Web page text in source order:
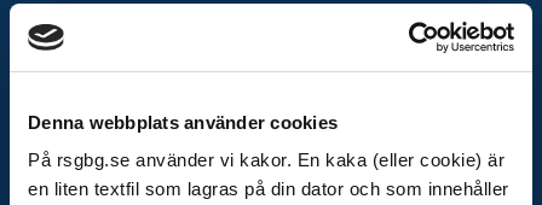
Denna webbplats använder cookies
På rsgbg.se använder vi kakor. En kaka (eller cookie) är
en liten textfil som lagras på din dator och som innehåller
Adress
Räddningstjänsten
Box 5204
402 24 Göteborg
E-post